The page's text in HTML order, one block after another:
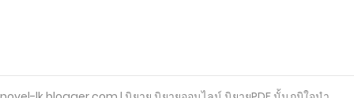
ตุลาคม 7, 2025